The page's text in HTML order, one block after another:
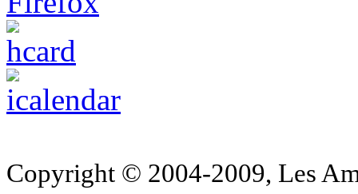
Copyright © 2004-2009, Les